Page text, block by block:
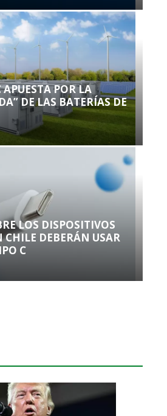
APUESTA POR LA
DE LAS BATERÍAS DE
LOS DISPOSITIVOS
CHILE DEBERÁN USAR
C